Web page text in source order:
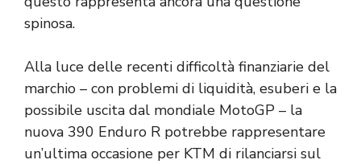
spinosa.
Alla luce delle recenti difficoltà finanziarie del
marchio – con problemi di liquidità, esuberi e la
possibile uscita dal mondiale MotoGP – la
nuova 390 Enduro R potrebbe rappresentare
un’ultima occasione per KTM di rilanciarsi sul